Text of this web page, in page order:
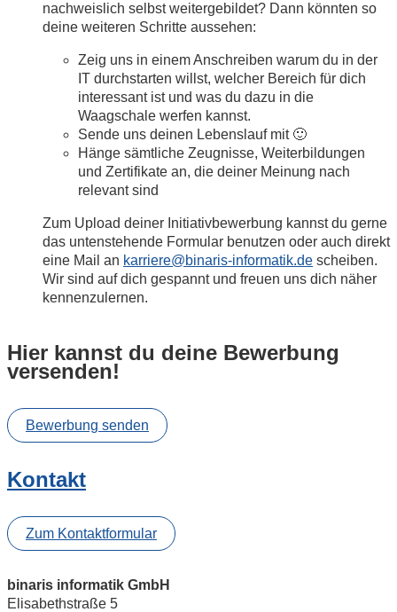
nachweislich selbst weitergebildet? Dann könnten so
deine weiteren Schritte aussehen:
Zeig uns in einem Anschreiben warum du in der
IT durchstarten willst, welcher Bereich für dich
interessant ist und was du dazu in die
Waagschale werfen kannst.
Sende uns deinen Lebenslauf mit 🙂
Hänge sämtliche Zeugnisse, Weiterbildungen
und Zertifikate an, die deiner Meinung nach
relevant sind
Zum Upload deiner Initiativbewerbung kannst du gerne
das untenstehende Formular benutzen oder auch direkt
eine Mail an karriere@binaris-informatik.de scheiben.
Wir sind auf dich gespannt und freuen uns dich näher
kennenzulernen.
Hier kannst du deine Bewerbung
versenden!
Bewerbung senden
Kontakt
Zum Kontaktformular
binaris informatik GmbH
Elisabethstraße 5